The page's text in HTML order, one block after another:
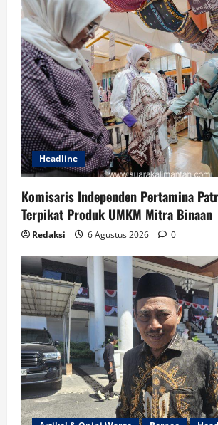
Headline
Komisaris Independen Pertamina
Terpikat Produk UMKM Mitra Binaan
Redaksi 6 Agustus 2026 0